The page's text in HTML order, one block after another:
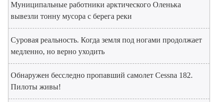
Муниципальные работники арктического Оленька
вывезли тонну мусора с берега реки
Суровая реальность. Когда земля под ногами продолжает
медленно, но верно уходить
Обнаружен бесследно пропавший самолет Cessna 182.
Пилоты живы!